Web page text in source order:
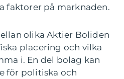
faktorer på marknaden.
olika Aktier Boliden
placering och vilka
i. En del bolag kan
för politiska och